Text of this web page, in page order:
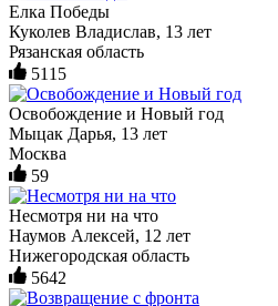
Елка Победы
Куколев Владислав, 13 лет
Рязанская область
5115
Освобождение и Новый год
Мыцак Дарья, 13 лет
Москва
59
Несмотря ни на что
Наумов Алексей, 12 лет
Нижегородская область
5642